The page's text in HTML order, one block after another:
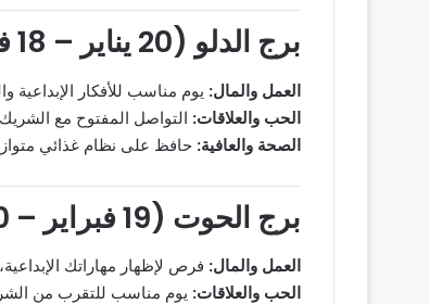
برج الدلو (20 يناير – 18 فبراير)
العمل والمال: يوم مناسب للأفكار الإبداعية
الحب والعلاقات: التواصل المفتوح مع
الصحة والعافية: حافظ على نظام غذائي
برج الحوت (19 فبراير – 20 مارس)
العمل والمال: فرص لإظهار مهاراتك
الحب والعلاقات: يوم مناسب للتقرب من